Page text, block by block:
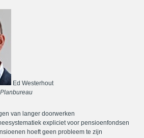
Ed Westerhout
van langer doorwerken
expliciet voor pensioenfondsen
hoeft geen probleem te zijn